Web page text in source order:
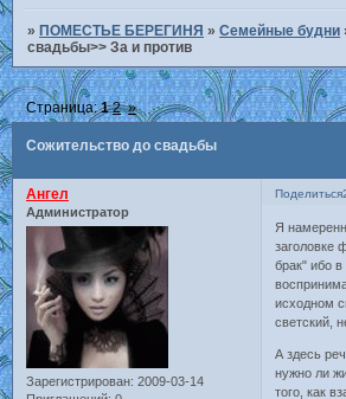
»ПОМЕСТЬЕ БЕРЕГИНЯ »Семейные будни
свадьбы>> За и против
Сожительство до свадьбы
Страница:1 2 »
Поделиться
Ангел
Администратор
Зарегистрирован: 2009-03-14
Я
заголовке
брак" ибо
исходном
светский,
А здесь
нужно ли
того, как